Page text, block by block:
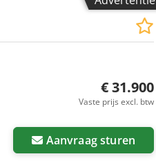
€ 31.900
Vaste prijs excl. btw
Aanvraag sturen